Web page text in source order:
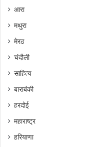
आरा
मथुरा
मेरठ
चंदौली
साहित्य
बाराबंकी
हरदोई
महाराष्ट्र
हरियाणा